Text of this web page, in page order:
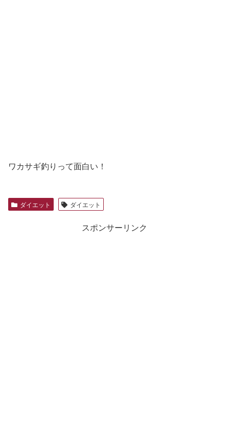
ワカサギ釣りって面白い！
ダイエット ダイエット
スポンサーリンク